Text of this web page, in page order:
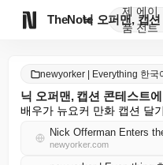
TheNote
제
품
에이
전트
newyorker | Everything 한국
닉 오퍼맨, 캡션 콘테스트
배우가 뉴요커 만화 캡션 달
Nick Offerman Enters
newyorker.com